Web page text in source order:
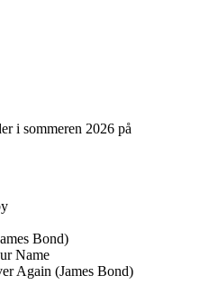
i sommeren 2026 på
Bond)
Name
Again (James Bond)